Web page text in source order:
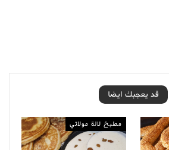
قد يعجبك ايضا
مطبخ لالة مولاتي